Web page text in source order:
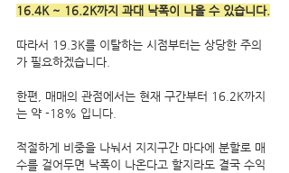
16.4K ~ 16.2K까지 과대 낙폭이 나올 수 있습니다.
따라서 19.3K를 이탈하는 시점부터는 상당한 주의
가 필요하겠습니다.
한편, 매매의 관점에서는 현재 구간부터 16.2K까지
는 약 -18% 입니다.
적절하게 비중을 나눠서 지지구간 마다에 분할로 매
수를 걸어두면 낙폭이 나온다고 할지라도 결국 수익